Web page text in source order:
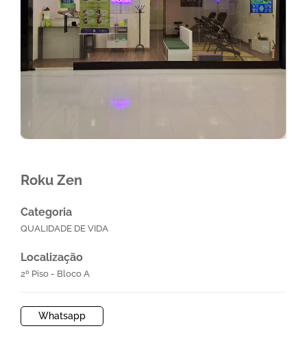
Roku Zen
Categoria
QUALIDADE DE VIDA
Localização
2º Piso - Bloco A
Whatsapp